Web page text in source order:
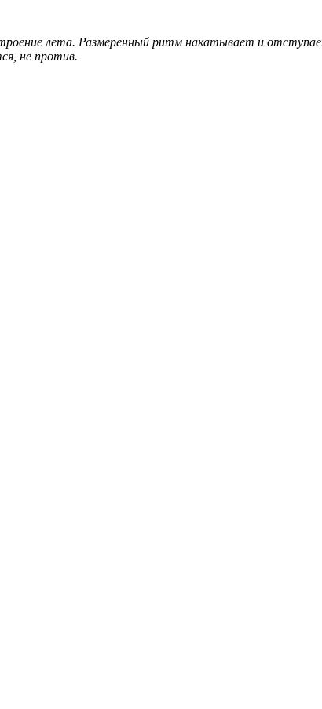
лета. Размеренный ритм накатывает и
не против.